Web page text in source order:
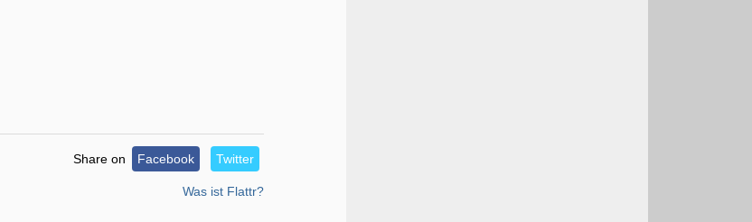
Share on Facebook Twitter
Was ist Flattr?